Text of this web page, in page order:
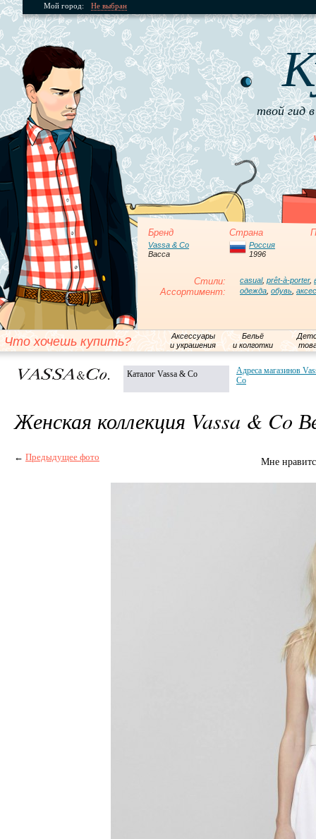
Мой город: Не выбран
твой гид
Бренд Страна
Vassa & Co
Васса
Россия
1996
Стили: casual, prêt-à-porter,
Ассортимент: одежда обувь
Что хочешь купить?
Аксессуары
и украшения
Бельё
и колготки
Каталог Vassa & Co
Адреса магазинов
Co
Женская коллекция Vassa & Co
← Предыдущее фото Мне